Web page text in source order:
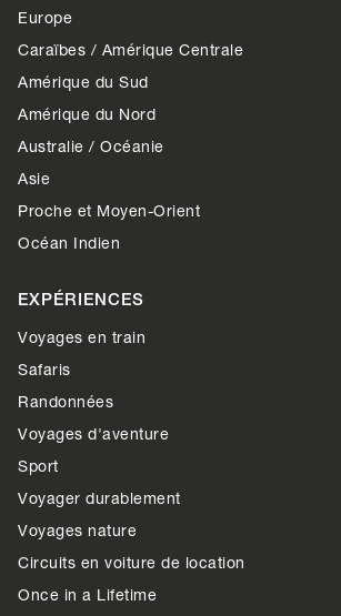
Europe
Caraïbes / Amérique Centrale
Amérique du Sud
Amérique du Nord
Australie / Océanie
Asie
Proche et Moyen-Orient
Océan Indien
EXPÉRIENCES
Voyages en train
Safaris
Randonnées
Voyages d'aventure
Sport
Voyager durablement
Voyages nature
Circuits en voiture de location
Once in a Lifetime